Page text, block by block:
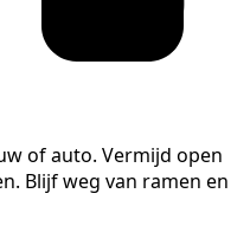
of auto. Vermijd open
Blijf weg van ramen en